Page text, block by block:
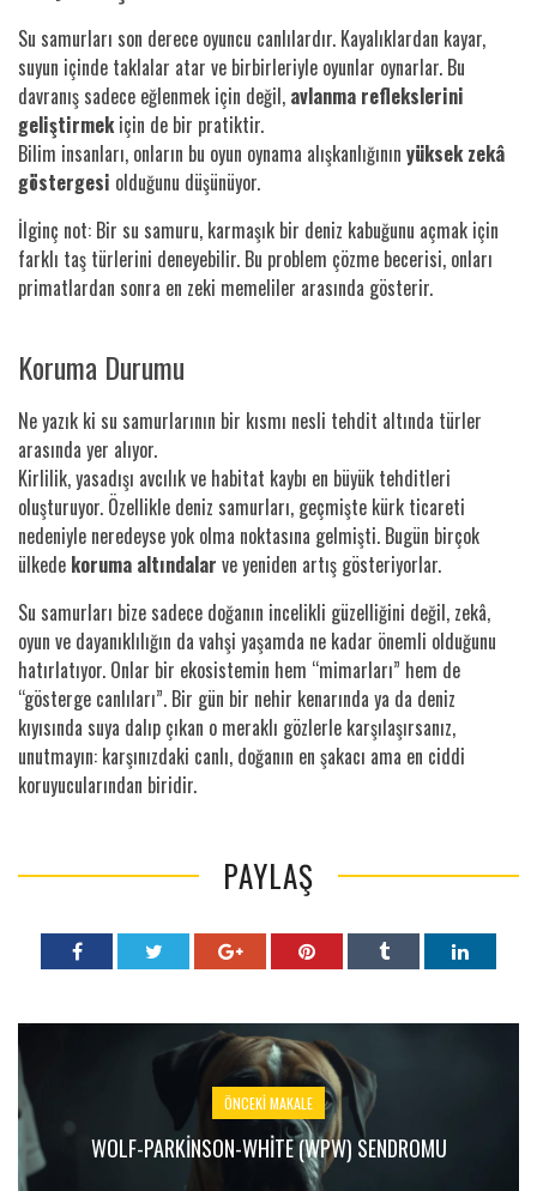
Su samurları son derece oyuncu canlılardır. Kayalıklardan kayar,
suyun içinde taklalar atar ve birbirleriyle oyunlar oynarlar. Bu
davranış sadece eğlenmek için değil, avlanma reflekslerini
geliştirmekiçin de bir pratiktir.
Bilim insanları, onların bu oyun oynama alışkanlığının yüksek zekâ
göstergesi olduğunu düşünüyor.
İlginç not: Bir su samuru, karmaşık bir deniz kabuğunu açmak için
farklı taş türlerini deneyebilir. Bu problem çözme becerisi, onları
primatlardan sonra en zeki memeliler arasında gösterir.
Koruma Durumu
Ne yazık ki su samurlarının bir kısmı nesli tehdit altında türler
arasında yer alıyor.
Kirlilik, yasadışı avcılık ve habitat kaybı en büyük tehditleri
oluşturuyor. Özellikle deniz samurları, geçmişte kürk ticareti
nedeniyle neredeyse yok olma noktasına gelmişti. Bugün birçok
ülkede koruma altındalar ve yeniden artış gösteriyorlar.
Su samurları bize sadece doğanın incelikli güzelliğini değil, zekâ,
oyun ve dayanıklılığın da vahşi yaşamda ne kadar önemli olduğunu
hatırlatıyor. Onlar bir ekosistemin hem “mimarları” hem de
“gösterge canlıları”. Bir gün bir nehir kenarında ya da deniz
kıyısında suya dalıp çıkan o meraklı gözlerle karşılaşırsanız,
unutmayın: karşınızdaki canlı, doğanın en şakacı ama en ciddi
koruyucularından biridir.
PAYLAŞ
ÖNCEKI MAKALE
WOLF-PARKINSON-WHITE (WPW) SENDROMU